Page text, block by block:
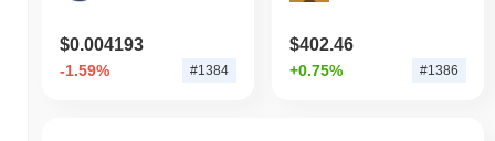
$0.004193
-1.59% #1384
$402.46
+0.75% #1386